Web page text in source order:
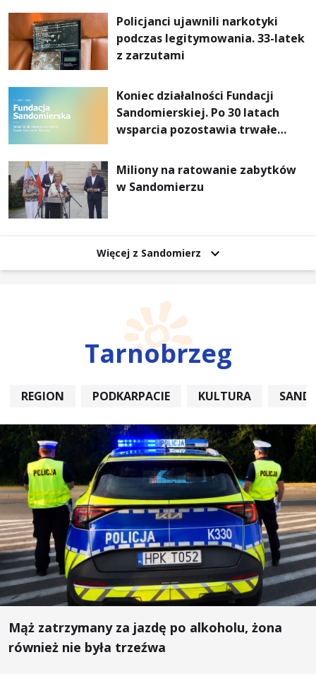
Policjanci ujawnili narkotyki
podczas legitymowania. 33-latek
z zarzutami
Koniec działalności Fundacji
Sandomierskiej. Po 30 latach
wsparcia pozostawia trwałe
Miliony na ratowanie zabytków
w Sandomierzu
Więcej z Sandomierz
Tarnobrzeg
REGION PODKARPACIE KULTURA
Mąż zatrzymany za jazdę po alkoholu, żona
również nie była trzeźwa